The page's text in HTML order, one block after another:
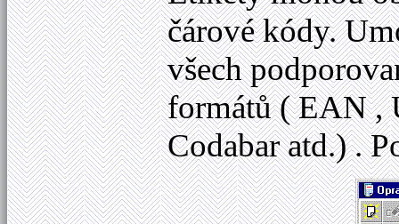
čárové kódy.
všech
formátů ( EAN ,
Codabar atd.) .